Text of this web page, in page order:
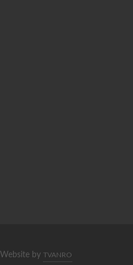
Website by TVANRO